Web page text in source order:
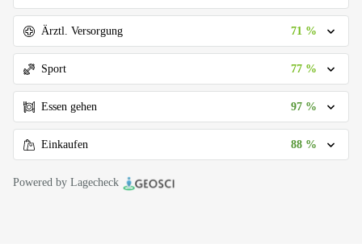
Ärztl. Versorgung 71 %
Sport 77 %
Essen gehen 97 %
Einkaufen 88 %
Powered by Lagecheck